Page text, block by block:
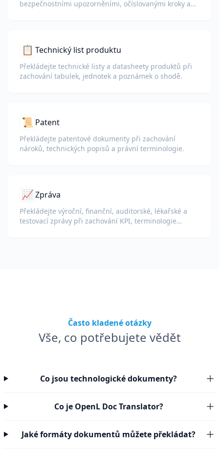
bezpečnostními upozorněními, očíslovanými kroky a
📋 Technický list produktu
Překládejte technické listy a datasheety produktů při
zachování tabulek, jednotek a poznámek o shodě.
📜 Patent
Překládejte patentové dokumenty při zachování
nároků, technických popisů a právní terminologie.
📈Zpráva
Překládejte výroční, finanční, auditorské, lékařské a
testovací zprávy při zachování KPI, terminologie
Často kladené otázky
Vše, co potřebujete vědět
Co jsou technologické dokumenty?
Co je OpenL Doc Translator?
Jaké formáty dokumentů můžete překládat?